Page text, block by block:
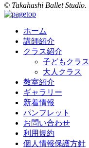
© Takahashi Ballet Studio.
ホーム
講師紹介
クラス紹介
子どもクラス
大人クラス
教室紹介
ギャラリー
新着情報
パンフレット
お問い合わせ
利用規約
個人情報保護方針